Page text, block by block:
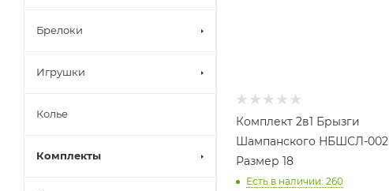
Комплект 2в1 Брызги
Шампанского НБШСЛ-002
Размер 18
Есть в наличии: 260
Брелоки
Игрушки
Колье
Комплекты